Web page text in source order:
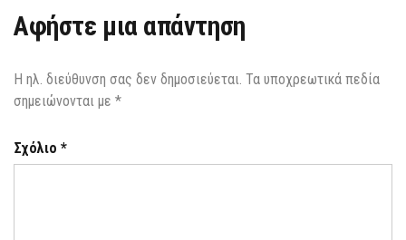
Αφήστε μια απάντηση
Η ηλ. διεύθυνση σας δεν δημοσιεύεται. Τα υποχρεωτικά πεδία
σημειώνονται με *
Σχόλιο *